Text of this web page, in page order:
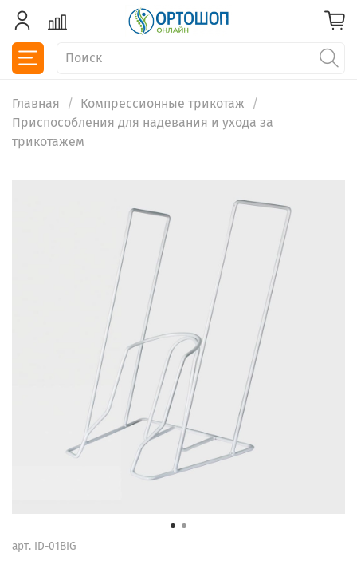
Главная
Компрессионные трикотаж
Приспособления для надевания и ухода за
трикотажем
арт. ID-01BIG